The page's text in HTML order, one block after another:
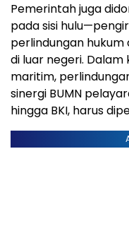
Pemerintah juga
pada sisi
perlindungan
di luar negeri.
maritim,
sinergi BUMN
hingga BKI, harus